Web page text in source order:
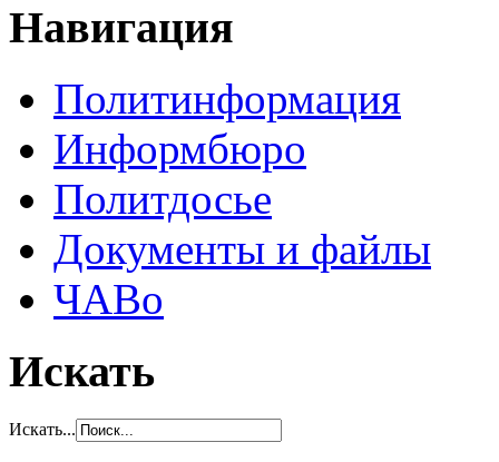
Навигация
Политинформация
Информбюро
Политдосье
Документы и файлы
ЧАВо
Искать
Искать...